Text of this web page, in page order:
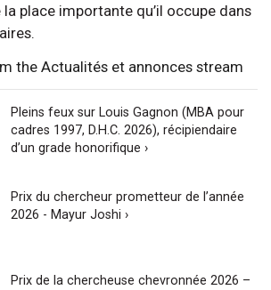
place importante qu’il occupe dans
the Actualités et annonces stream
Pleins feux sur Louis Gagnon (MBA pour
cadres 1997, D.H.C. 2026), récipiendaire
d’un grade honorifique ›
Prix du chercheur prometteur de l’année
2026 - Mayur Joshi ›
Prix de la chercheuse chevronnée 2026 –